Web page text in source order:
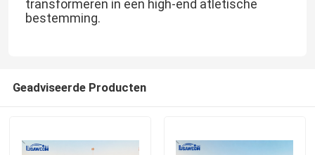
transformeren in een high-end atletische
bestemming.
Geadviseerde Producten